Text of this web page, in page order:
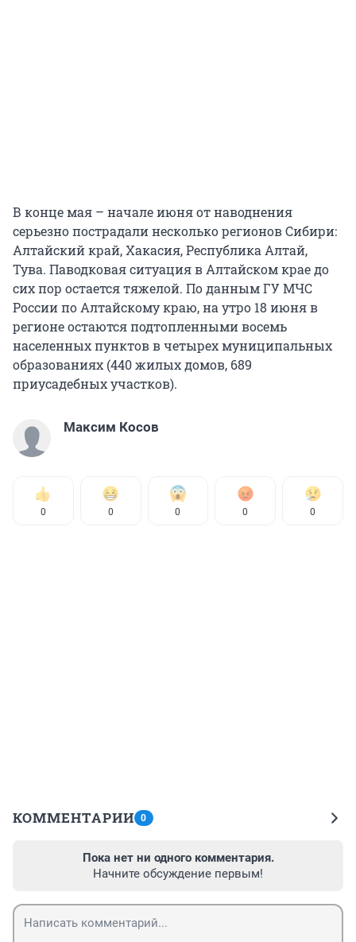
В конце мая – начале июня от наводнения
серьезно пострадали несколько регионов Сибири:
Алтайский край, Хакасия, Республика Алтай,
Тува. Паводковая ситуация в Алтайском крае до
сих пор остается тяжелой. По данным ГУ МЧС
России по Алтайскому краю, на утро 18 июня в
регионе остаются подтопленными восемь
населенных пунктов в четырех муниципальных
образованиях (440 жилых домов, 689
приусадебных участков).
Максим Косов
0 0 0 0 0
КОММЕНТАРИИ 0
Пока нет ни одного комментария.
Начните обсуждение первым!